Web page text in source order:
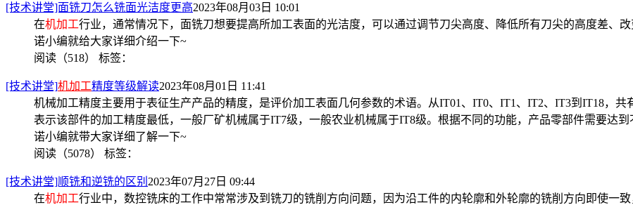
[技术讲堂]面铣刀怎么铣面光洁度更高2023年08月03日 10:01
在机加工行业，通常情况下，面铣刀想要提高所加工表面的光洁度，可以通过调节刀尖高度、降低所有刀尖的高度差、
诺小编就给大家详细介绍一下~
阅读（518） 标签：
[技术讲堂]机加工精度等级解读2023年08月01日 11:41
机械加工精度主要用于表征生产产品的精度，是评价加工表面几何参数的术语。从IT01、IT0、IT1、IT2、IT3到IT18，
表示该部件的加工精度最低，一般厂矿机械属于IT7级，一般农业机械属于IT8级。根据不同的功能，产品零部件需要达
诺小编就带大家详细了解一下~
阅读（5078） 标签：
[技术讲堂]顺铣和逆铣的区别 2023年07月27日 09:44
在机加工行业中，数控铣床的工作中常常涉及到铣刀的铣削方向问题，因为沿工件的内轮廓和外轮廓的铣削方向即使一